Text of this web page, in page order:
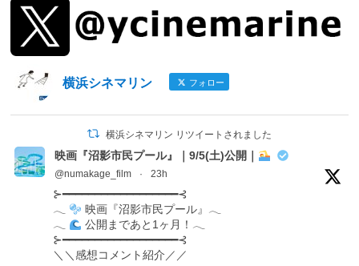
横浜シネマリン フォロー
横浜シネマリン リツイートされました
映画『沼影市民プール』｜9/5(土)公開｜
@numakage_film · 23h
⊱━━━━━━━━━━━━━━━━━━⊰
𓂃
映画『沼影市民プール』𓂃
𓂃
公開まであと1ヶ月！𓂃
⊱━━━━━━━━━━━━━━━━━━⊰
＼＼感想コメント紹介／／